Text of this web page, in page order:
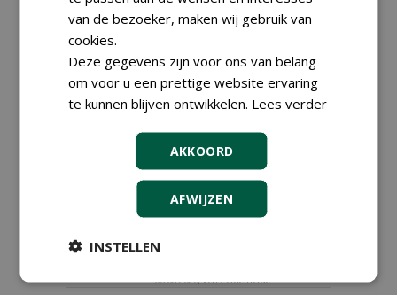
Proefveldmedewerker/
Chauffeur
landbouwmachines bij DSV
zaden Nederland B.V.
06-08-2026, Ven-Zelderheide
Kasmedewerker (fulltime) bij
DSV zaden Nederland B.V.
06-08-2026, Ven-Zelderheide
Allround
(fulltime) bij DSV zaden
06-08-2026, Ven Zelderheide
van de bezoeker, maken wij gebruik van
cookies.
Deze gegevens zijn voor ons van belang
om voor u een prettige website ervaring
te kunnen blijven ontwikkelen. Lees verder
AKKOORD
AFWIJZEN
INSTELLEN